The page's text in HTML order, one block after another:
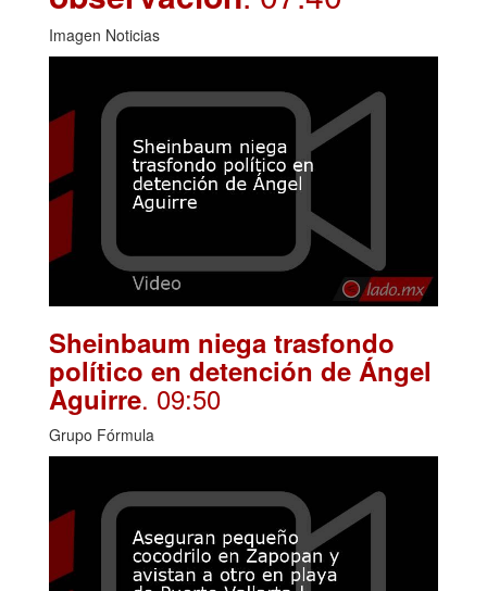
Imagen Noticias
Sheinbaum niega trasfondo
político en detención de Ángel
Aguirre. 09:50
Grupo Fórmula